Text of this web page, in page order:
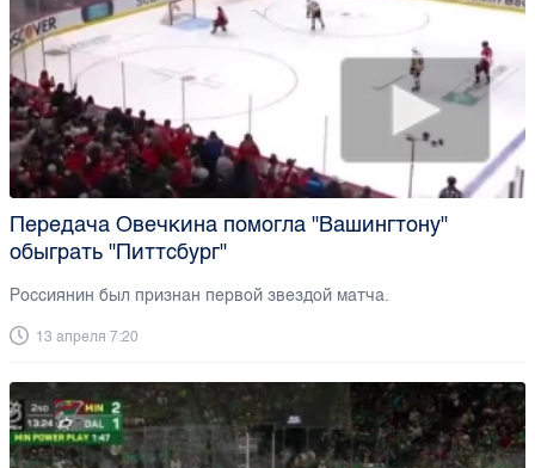
Передача Овечкина помогла "Вашингтону"
обыграть "Питтсбург"
Россиянин был признан первой звездой матча.
13 апреля 7:20